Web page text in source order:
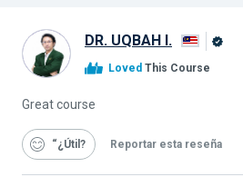
DR. UQBAH I.
Loved This Course
Great course
“¿Útil Reportar esta reseña